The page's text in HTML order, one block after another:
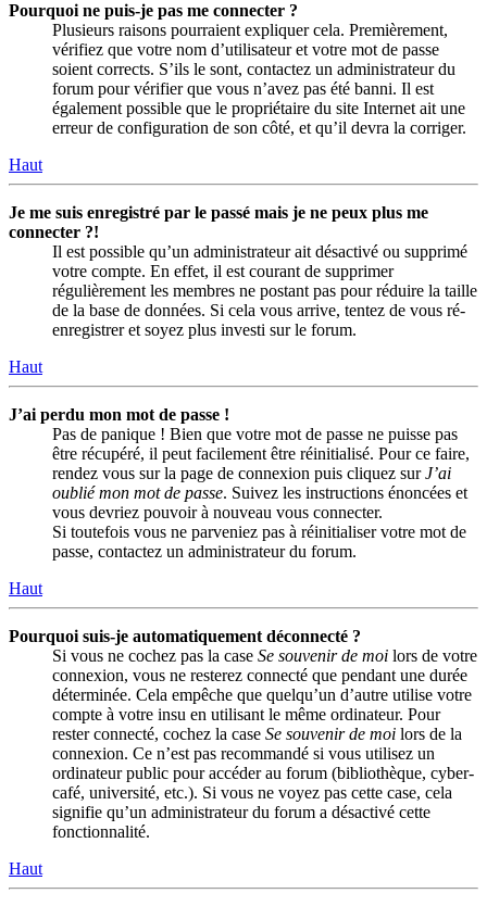
Pourquoi ne puis-je pas me connecter ?
Plusieurs raisons pourraient expliquer cela. Premièrement,
vérifiez que votre nom d’utilisateur et votre mot de passe
soient corrects. S’ils le sont, contactez un administrateur du
forum pour vérifier que vous n’avez pas été banni. Il est
également possible que le propriétaire du site Internet ait une
erreur de configuration de son côté, et qu’il devra la corriger.
Haut
Je me suis enregistré par le passé mais je ne peux plus me
connecter ?!
Il est possible qu’un administrateur ait désactivé ou supprimé
votre compte. En effet, il est courant de supprimer
régulièrement les membres ne postant pas pour réduire la taille
de la base de données. Si cela vous arrive, tentez de vous ré-
enregistrer et soyez plus investi sur le forum.
Haut
J’ai perdu mon mot de passe !
Pas de panique ! Bien que votre mot de passe ne puisse pas
être récupéré, il peut facilement être réinitialisé. Pour ce faire,
rendez vous sur la page de connexion puis cliquez surJ’ai
oublié mon mot de passe. Suivez les instructions énoncées et
vous devriez pouvoir à nouveau vous connecter.
Si toutefois vous ne parveniez pas à réinitialiser votre mot de
passe, contactez un administrateur du forum.
Haut
Pourquoi suis-je automatiquement déconnecté ?
Si vous ne cochez pas la case Se souvenir de moi lors de votre
connexion, vous ne resterez connecté que pendant une durée
déterminée. Cela empêche que quelqu’un d’autre utilise votre
compte à votre insu en utilisant le même ordinateur. Pour
rester connecté, cochez la case Se souvenir de moi lors de la
connexion. Ce n’est pas recommandé si vous utilisez un
ordinateur public pour accéder au forum (bibliothèque, cyber-
café, université, etc.). Si vous ne voyez pas cette case, cela
signifie qu’un administrateur du forum a désactivé cette
fonctionnalité.
Haut